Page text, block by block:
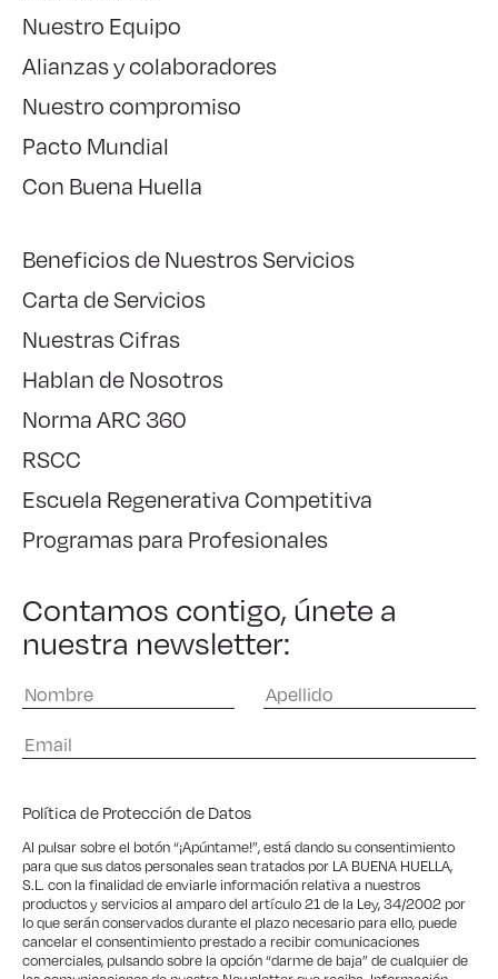
Nuestro Equipo
Alianzas y colaboradores
Nuestro compromiso
Pacto Mundial
Con Buena Huella
Beneficios de Nuestros Servicios
Carta de Servicios
Nuestras Cifras
Hablan de Nosotros
Norma ARC 360
RSCC
Escuela Regenerativa Competitiva
Programas para Profesionales
Contamos contigo, únete a
nuestra newsletter:
Política de Protección de Datos
Al pulsar sobre el botón “¡Apúntame!”, está dando su consentimiento
para que sus datos personales sean tratados por LA BUENA HUELLA,
S.L. con la finalidad de enviarle información relativa a nuestros
productos y servicios al amparo del artículo 21 de la Ley, 34/2002 por
lo que serán conservados durante el plazo necesario para ello, puede
cancelar el consentimiento prestado a recibir comunicaciones
comerciales, pulsando sobre la opción “darme de baja” de cualquier de